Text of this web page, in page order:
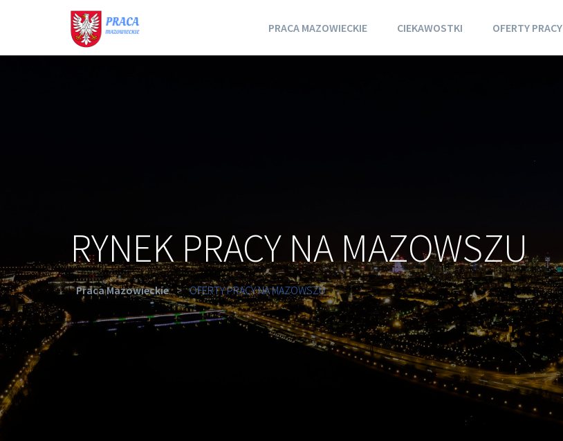
PRACA MAZOWIECKIE CIEKAWOSTKI OFERTY PRACY
RYNEK PRACY NA MAZOWSZU
Praca Mazowieckie > OFERTY PRACY NA MAZOWSZU